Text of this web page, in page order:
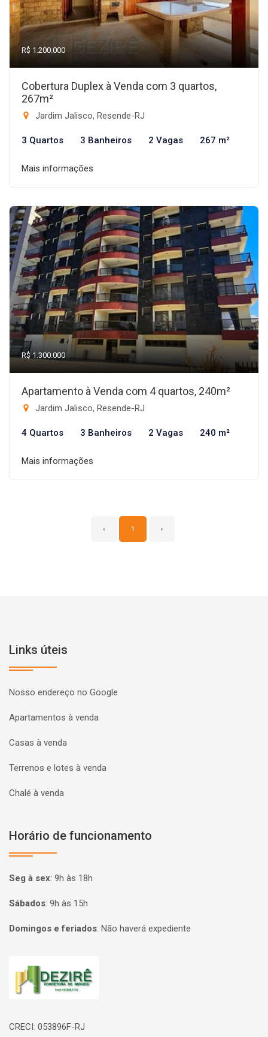
R$ 1.200.000
Cobertura Duplex à Venda com 3 quartos,
267m²
Jardim Jalisco, Resende-RJ
3 Quartos 3 Banheiros 2 Vagas 267 m²
Mais informações
R$ 1.300.000
Apartamento à Venda com 4 quartos, 240m²
Jardim Jalisco, Resende-RJ
4 Quartos 3 Banheiros 2 Vagas 240 m²
Mais informações
‹ 1 ›
Links úteis
Nosso endereço no Google
Apartamentos à venda
Casas à venda
Terrenos e lotes à venda
Chalé à venda
Horário de funcionamento
Seg à sex: 9h às 18h
Sábados: 9h às 15h
Domingos e feriados: Não haverá expediente
Página inicial
CRECI: 053896F-RJ